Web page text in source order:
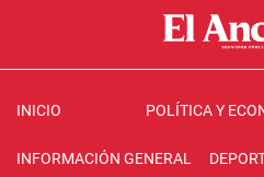
INICIO POLÍTICA Y
INFORMACIÓN GENERAL